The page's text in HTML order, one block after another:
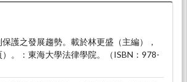
護之發展趨勢。載於林更盛（主編），
）。：東海大學法律學院。（ISBN：978-